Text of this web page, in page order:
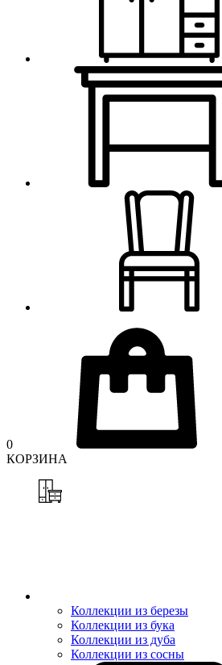
0
КОРЗИНА
Коллекции из березы
Коллекции из бука
Коллекции из дуба
Коллекции из сосны